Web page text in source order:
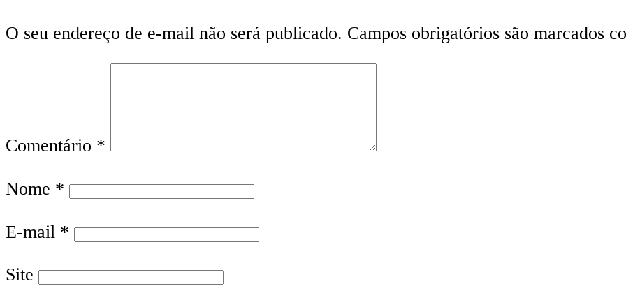
O seu endereço de e-mail não será publicado. Campos obrigatórios são marcados
Comentário *
Nome *
E-mail *
Site